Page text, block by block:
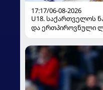
17:17/06-08-2026
U18. საქართველოს
და ერთპიროვნული